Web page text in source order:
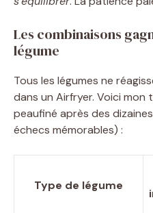
Les combinaisons
légume
Tous les légumes ne
dans un Airfryer. Voici mon
peaufiné après des
échecs mémorables) :
Type de légume